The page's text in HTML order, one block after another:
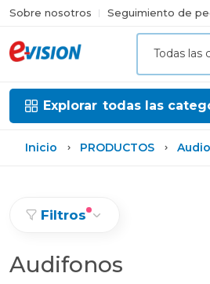
Sobre nosotros Seguimiento de
Todas las
Explorar todas las
Inicio PRODUCTOS Audio
Filtros
Audifonos